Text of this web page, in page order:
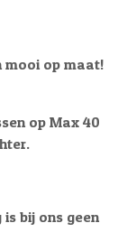
mooi op maat!
op Max 40
bij ons geen